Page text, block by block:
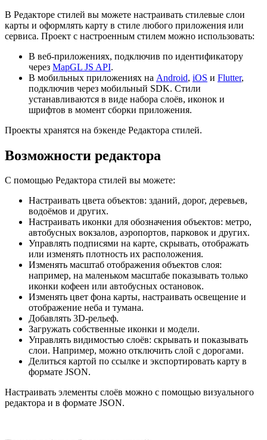
В Редакторе стилей вы можете настраивать стилевые слои
карты и оформлять карту в стиле любого приложения или
сервиса. Проект с настроенным стилем можно использовать:
В веб-приложениях, подключив по идентификатору
через MapGL JS API.
В мобильных приложениях на Android, iOS и Flutter,
подключив через мобильный SDK. Стили
устанавливаются в виде набора слоёв, иконок и
шрифтов в момент сборки приложения.
Проекты хранятся на бэкенде Редактора стилей.
Возможности редактора
С помощью Редактора стилей вы можете:
Настраивать цвета объектов: зданий, дорог, деревьев,
водоёмов и других.
Настраивать иконки для обозначения объектов: метро,
автобусных вокзалов, аэропортов, парковок и других.
Управлять подписями на карте, скрывать, отображать
или изменять плотность их расположения.
Изменять масштаб отображения объектов слоя:
например, на маленьком масштабе показывать только
иконки кофеен или автобусных остановок.
Изменять цвет фона карты, настраивать освещение и
отображение неба и тумана.
Добавлять 3D-рельеф.
Загружать собственные иконки и модели.
Управлять видимостью слоёв: скрывать и показывать
слои. Например, можно отключить слой с дорогами.
Делиться картой по ссылке и экспортировать карту в
формате JSON.
Настраивать элементы слоёв можно с помощью визуального
редактора и в формате JSON.